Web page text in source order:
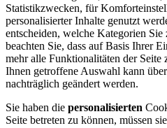
Statistikzwecken, für
personalisierter Inhalte genutzt
entscheiden, welche Kategorien Sie
beachten Sie, dass auf Basis Ihrer
mehr alle Funktionalitäten der
Ihnen getroffene Auswahl kann
nachträglich geändert werden.
Sie haben die personalisierten
Seite betreten zu können, müssen